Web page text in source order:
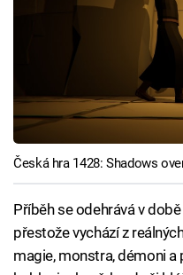
Česká hra 1428: Shadows
Příběh se odehrává v
přestože vychází z
magie, monstra, démoni